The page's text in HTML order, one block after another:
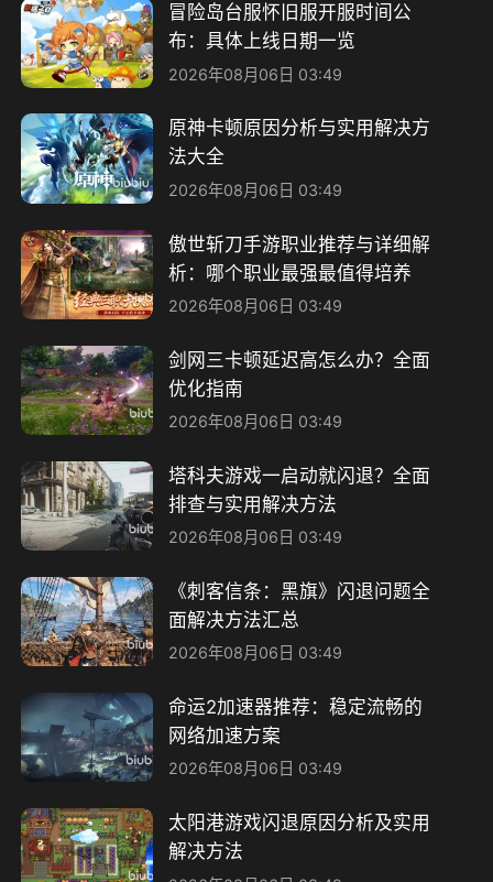
冒险岛台服怀旧服开服时间公
布：具体上线日期一览
2026年08月06日 03:49
原神卡顿原因分析与实用解决方
法大全
2026年08月06日 03:49
傲世斩刀手游职业推荐与详细解
析：哪个职业最强最值得培养
2026年08月06日 03:49
剑网三卡顿延迟高怎么办？全面
优化指南
2026年08月06日 03:49
塔科夫游戏一启动就闪退？全面
排查与实用解决方法
2026年08月06日 03:49
《刺客信条：黑旗》闪退问题全
面解决方法汇总
2026年08月06日 03:49
命运2加速器推荐：稳定流畅的
网络加速方案
2026年08月06日 03:49
太阳港游戏闪退原因分析及实用
解决方法